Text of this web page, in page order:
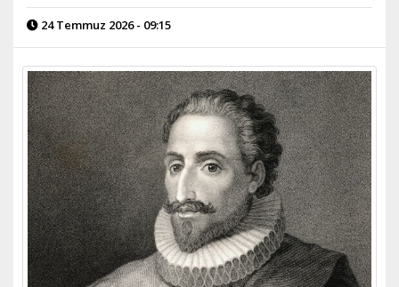
24 Temmuz 2026 - 09:15